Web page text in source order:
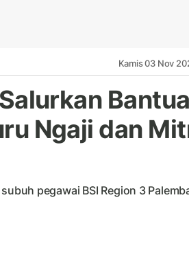
Kamis 03 Nov
Ngaji dan
pegawai BSI Region 3